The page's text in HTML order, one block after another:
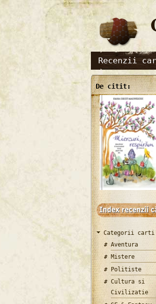
Recenzii
De citit:
Categorii carti
Aventura
Mistere
Politiste
Cultura si
Civilizatie